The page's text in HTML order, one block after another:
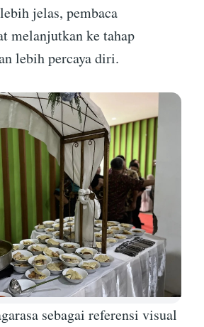
jelas, pembaca
melanjutkan ke tahap
lebih percaya diri.
sebagai referensi visual